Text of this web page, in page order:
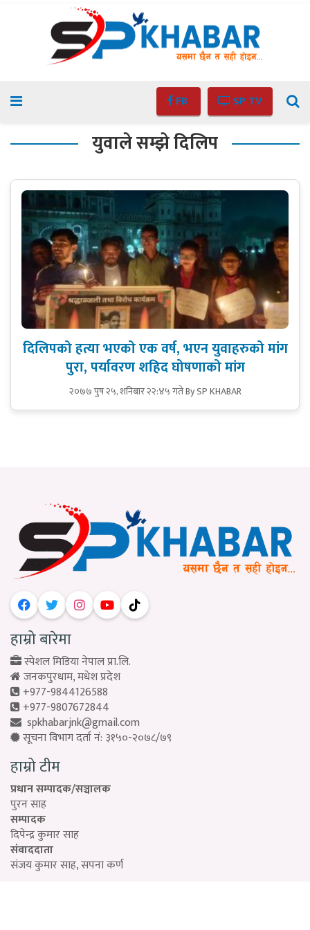
FB SP TV
युवाले सम्झे दिलिप
दिलिपको हत्या भएको एक वर्ष, भएन युवाहरुको मांग
पुरा, पर्यावरण शहिद घोषणाको मांग
२०७७ पुष २५, शनिबार २२:४५ गतेBy SP KHABAR
हाम्रो बारेमा
स्पेशल मिडिया नेपाल प्रा.लि.
जनकपुरधाम, मधेश प्रदेश
+977-9844126588
+977-9807672844
spkhabarjnk@gmail.com
सूचना विभाग दर्ता नं: ३१५०-२०७८/७९
हाम्रो टीम
प्रधान सम्पादक/सञ्चालक
पुरन साह
सम्पादक
दिपेन्द्र कुमार साह
संवाददाता
संजय कुमार साह, सपना कर्ण